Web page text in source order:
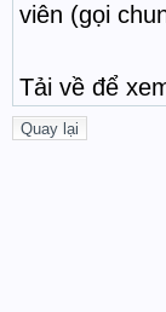
viên (gọi
Tải về để